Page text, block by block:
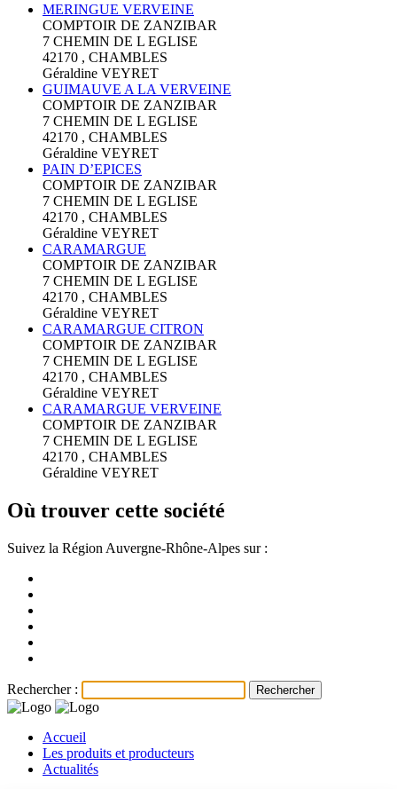
MERINGUE VERVEINE
COMPTOIR DE ZANZIBAR
7 CHEMIN DE L EGLISE
42170 , CHAMBLES
Géraldine VEYRET
GUIMAUVE A LA VERVEINE
COMPTOIR DE ZANZIBAR
7 CHEMIN DE L EGLISE
42170 , CHAMBLES
Géraldine VEYRET
PAIN D’EPICES
COMPTOIR DE ZANZIBAR
7 CHEMIN DE L EGLISE
42170 , CHAMBLES
Géraldine VEYRET
CARAMARGUE
COMPTOIR DE ZANZIBAR
7 CHEMIN DE L EGLISE
42170 , CHAMBLES
Géraldine VEYRET
CARAMARGUE CITRON
COMPTOIR DE ZANZIBAR
7 CHEMIN DE L EGLISE
42170 , CHAMBLES
Géraldine VEYRET
CARAMARGUE VERVEINE
COMPTOIR DE ZANZIBAR
7 CHEMIN DE L EGLISE
42170 , CHAMBLES
Géraldine VEYRET
Où trouver cette société
Suivez la Région Auvergne-Rhône-Alpes sur :
Rechercher :
Accueil
Les produits et producteurs
Actualités